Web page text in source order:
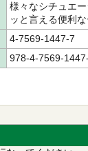
様々なシチュエ
ッと言える便利
4-7569-1447-7
978-4-7569-